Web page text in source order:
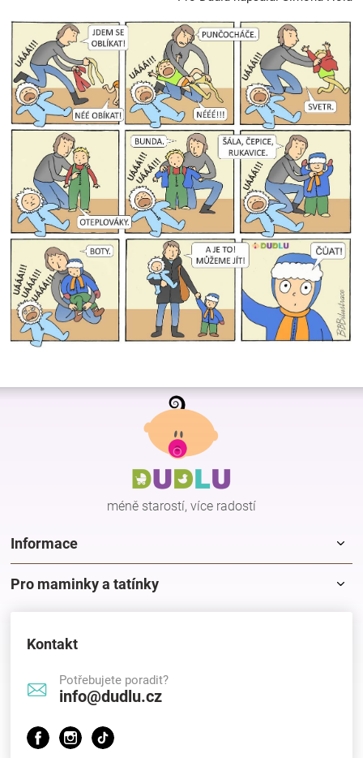
Z
méně starostí, více radostí
Informace
Pro maminky a tatínky
Kontakt
Potřebujete poradit?
info@dudlu.cz